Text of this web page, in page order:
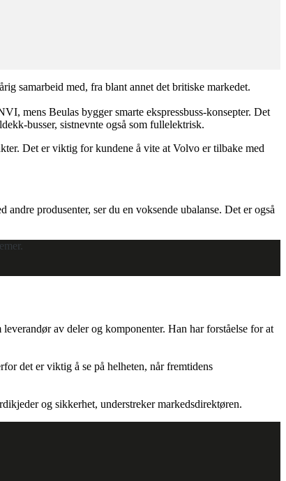
samarbeid med, fra blant annet det britiske markedet.
mens Beulas bygger smarte ekspressbuss-konsepter. Det
busser, sistnevnte også som fullelektrisk.
Det er viktig for kundene å vite at Volvo er tilbake med
produsenter, ser du en voksende ubalanse. Det er også
av deler og komponenter. Han har forståelse for at
det er viktig å se på helheten, når fremtidens
og sikkerhet, understreker markedsdirektøren.